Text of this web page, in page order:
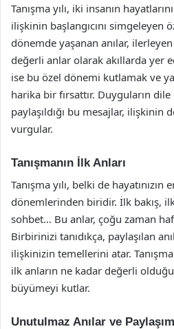
Tanışma yılı, iki insanın
ilişkinin başlangıcını simgeleyen
dönemde yaşanan anılar,
değerli anlar olarak akıllarda yer
ise bu özel dönemi kutlamak ve
harika bir fırsattır. Duyguların
paylaşıldığı bu mesajlar, ilişkinin
vurgular.
Tanışmanın İlk Anları
Tanışma yılı, belki de hayatınızın
dönemlerinden biridir. İlk bakış,
sohbet… Bu anlar, çoğu zaman
Birbirinizi tanıdıkça, paylaşılan
ilişkinizin temellerini atar.
ilk anların ne kadar değerli
büyümeyi kutlar.
Unutulmaz Anılar ve